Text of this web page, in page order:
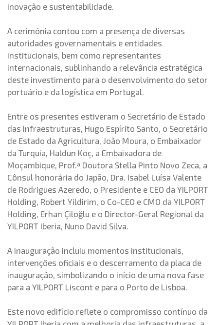
inovação e sustentabilidade.
A cerimónia contou com a presença de diversas
autoridades governamentais e entidades
institucionais, bem como representantes
internacionais, sublinhando a relevância estratégica
deste investimento para o desenvolvimento do setor
portuário e da logística em Portugal.
Entre os presentes estiveram o Secretário de Estado
das Infraestruturas, Hugo Espírito Santo, o Secretário
de Estado da Agricultura, João Moura, o Embaixador
da Turquia, Haldun Koç, a Embaixadora de
Moçambique, Prof.ª Doutora Stella Pinto Novo Zeca, a
Cônsul honorária do Japão, Dra. Isabel Luísa Valente
de Rodrigues Azeredo, o Presidente e CEO da YILPORT
Holding, Robert Yildirim, o Co-CEO e CMO da YILPORT
Holding, Erhan Çiloğlu e o Director-Geral Regional da
YILPORT Iberia, Nuno David Silva.
A inauguração incluiu momentos institucionais,
intervenções oficiais e o descerramento da placa de
inauguração, simbolizando o início de uma nova fase
para a YILPORT Liscont e para o Porto de Lisboa.
Este novo edifício reflete o compromisso contínuo da